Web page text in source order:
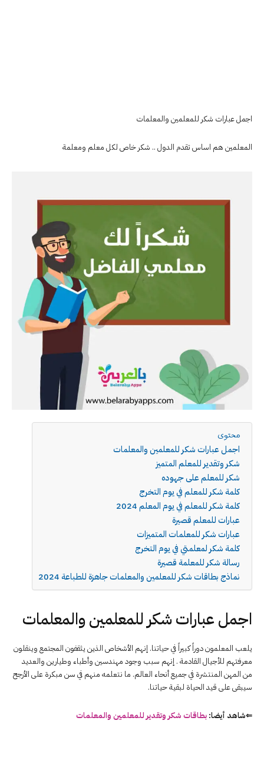
اجمل عبارات شكر للمعلمين والمعلمات
المعلمين هم اساس تقدم الدول .. شكر خاص لكل معلم ومعلمة
محتوى
اجمل عبارات شكر للمعلمين والمعلمات
شكر وتقدير للمعلم المتميز
شكر للمعلم على جهوده
كلمة شكر للمعلم في يوم التخرج
كلمة شكر للمعلم في يوم المعلم 2024
عبارات للمعلم قصيرة
عبارات شكر للمعلمات المتميزات
كلمة شكر لمعلمتي في يوم التخرج
رسالة شكر للمعلمة قصيرة
نماذج بطاقات شكر للمعلمين والمعلمات جاهزة للطباعة 2024
اجمل عبارات شكر للمعلمين والمعلمات
يلعب المعلمون دوراً كبيراً في حياتنا. إنهم الأشخاص الذين يثقفون المجتمع وينقلون
معرفتهم للأجيال القادمة . إنهم سبب وجود مهندسين وأطباء وطيارين والعديد
من المهن المنتشرة في جميع أنحاء العالم. ما نتعلمه منهم في سن مبكرة على الأرجح
سيبقى على قيد الحياة لبقية حياتنا.
⇐شاهد أيضا: بطاقات شكر وتقدير للمعلمين والمعلمات